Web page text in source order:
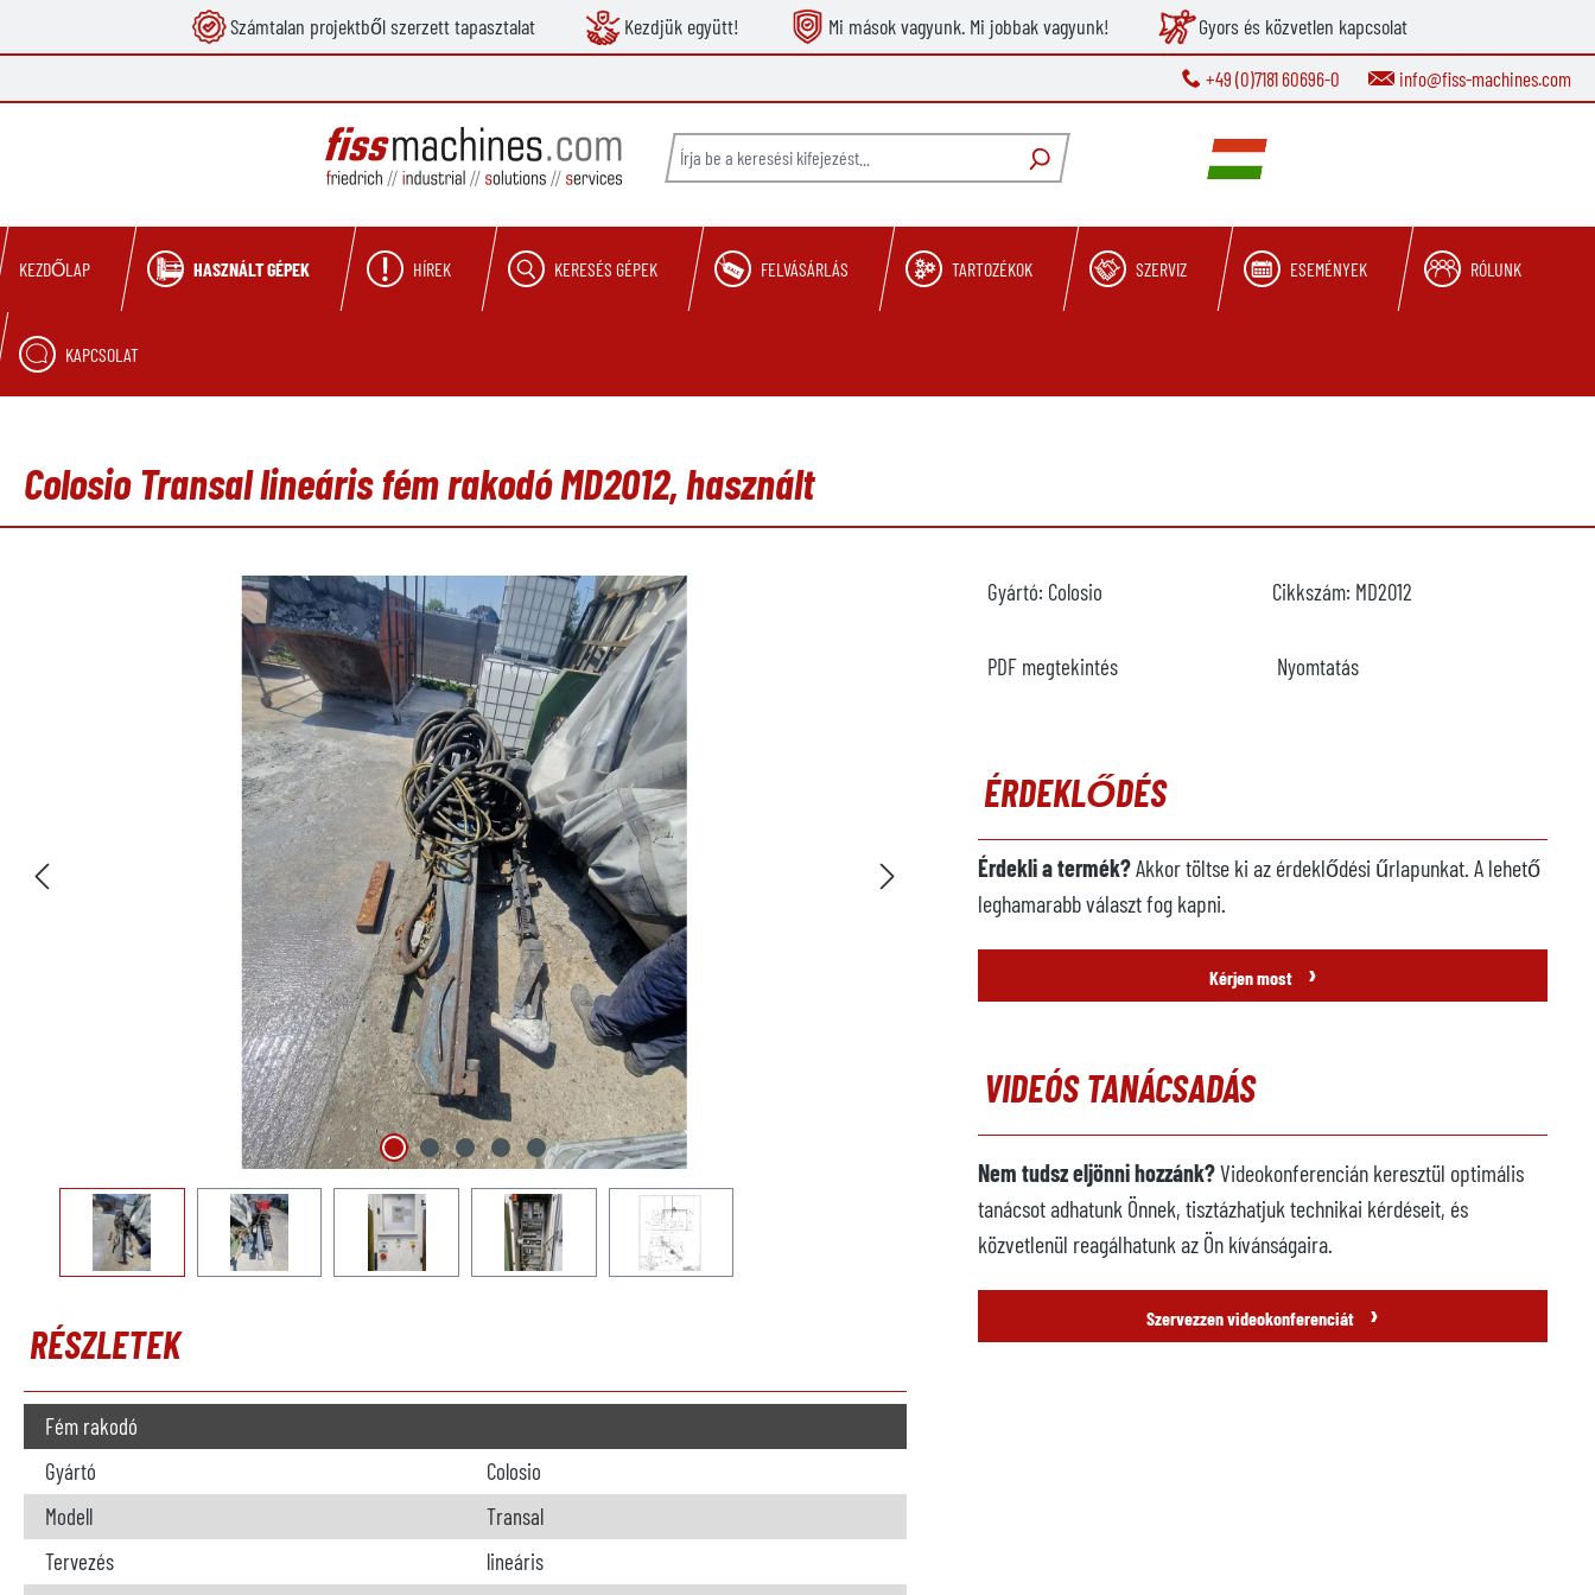
Ugrás a fő navigációhozSzámtalan projektből szerzett tapasztalat Kezdjük együtt! Mi mások vagyunk. Mi jobbak vagyunk! Gyors és közvetlen kapcsolat
+49 (0)7181 60696-0 info@fiss-machines.com
KEZDŐLAP HASZNÁLT GÉPEK HÍREK KERESÉS GÉPEK FELVÁSÁRLÁS TARTOZÉKOK SZERVIZ ESEMÉNYEK RÓLUNK
KAPCSOLAT
Colosio Transal lineáris fém rakodó MD2012, használt
RÉSZLETEK
Fém rakodó
Gyártó
Colosio
Modell
Transal
Tervezés
lineáris
Gyártó: Colosio Cikkszám: MD2012
PDF megtekintés Nyomtatás
ÉRDEKLŐDÉS
Érdekli a termék?Akkor töltse ki az érdeklődési űrlapunkat. A lehető
leghamarabb választ fog kapni.
Kérjen most ›
VIDEÓS TANÁCSADÁS
Nem tudsz eljönni hozzánk?Videokonferencián keresztül optimális
tanácsot adhatunk Önnek, tisztázhatjuk technikai kérdéseit, és
közvetlenül reagálhatunk az Ön kívánságaira.
Szervezzen videokonferenciát ›